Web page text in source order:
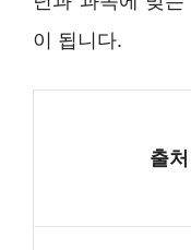
이 됩니다.
출처